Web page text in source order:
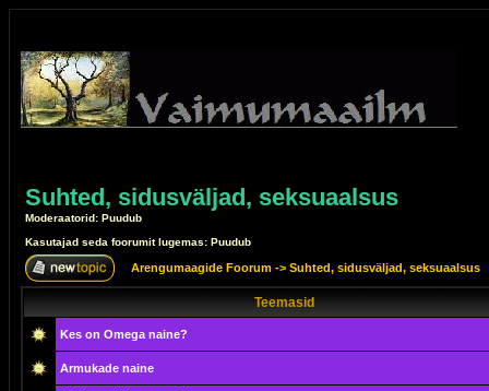
Suhted, sidusväljad, seksuaalsus
Moderaatorid: Puudub
Kasutajad seda foorumit lugemas: Puudub
Arengumaagide Foorum -> Suhted, sidusväljad, seksuaalsus
Teemasid
Kes on Omega naine?
Armukade naine